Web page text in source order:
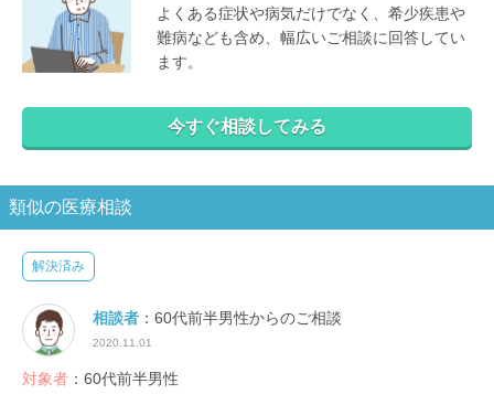
よくある症状や病気だけでなく、希少疾患や
難病なども含め、幅広いご相談に回答してい
ます。
今すぐ相談してみる
類似の医療相談
解決済み
相談者 ：60代前半男性からのご相談
2020.11.01
対象者 ：60代前半男性